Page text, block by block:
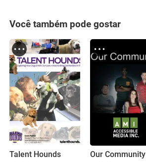
Você também pode gostar
Talent Hounds Our Community